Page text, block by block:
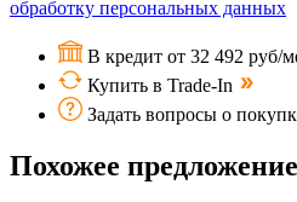
обработку персональных данных
В кредит от 32 492 руб/
Купить в Trade-In
Задать вопросы о
Похожее предложение